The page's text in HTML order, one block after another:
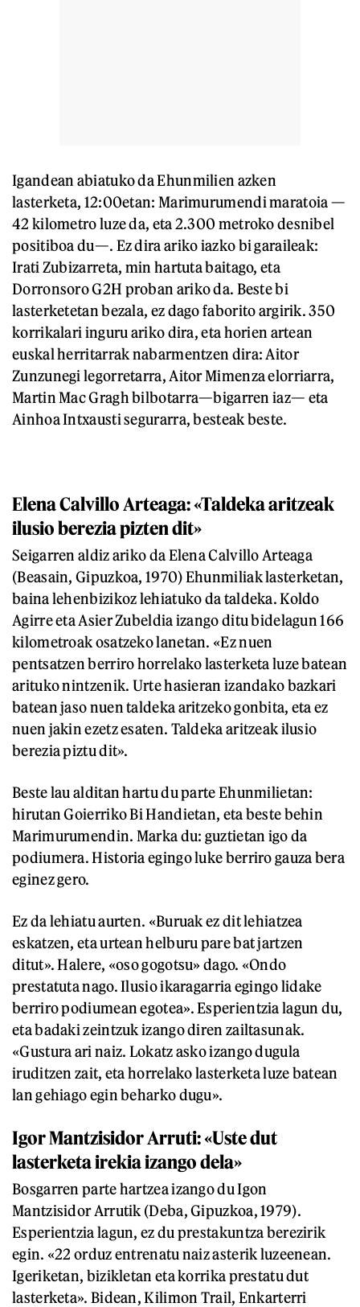
Igandean abiatuko da Ehunmilien azken
lasterketa, 12:00etan: Marimurumendi maratoia —
42 kilometro luze da, eta 2.300 metroko desnibel
positiboa du—. Ez dira ariko iazko bi garaileak:
Irati Zubizarreta, min hartuta baitago, eta
Dorronsoro G2H proban ariko da. Beste bi
lasterketetan bezala, ez dago faborito argirik. 350
korrikalari inguru ariko dira, eta horien artean
euskal herritarrak nabarmentzen dira: Aitor
Zunzunegi legorretarra, Aitor Mimenza elorriarra,
Martin Mac Gragh bilbotarra—bigarren iaz— eta
Ainhoa Intxausti segurarra, besteak beste.
Elena Calvillo Arteaga: «Taldeka aritzeak
ilusio berezia pizten dit»
Seigarren aldiz ariko da Elena Calvillo Arteaga
(Beasain, Gipuzkoa, 1970) Ehunmiliak lasterketan,
baina lehenbizikoz lehiatuko da taldeka. Koldo
Agirre eta Asier Zubeldia izango ditu bidelagun 166
kilometroak osatzeko lanetan. «Ez nuen
pentsatzen berriro horrelako lasterketa luze batean
arituko nintzenik. Urte hasieran izandako bazkari
batean jaso nuen taldeka aritzeko gonbita, eta ez
nuen jakin ezetz esaten. Taldeka aritzeak ilusio
berezia piztu dit».
Beste lau alditan hartu du parte Ehunmilietan:
hirutan Goierriko Bi Handietan, eta beste behin
Marimurumendin. Marka du: guztietan igo da
podiumera. Historia egingo luke berriro gauza bera
eginez gero.
Ez da lehiatu aurten. «Buruak ez dit lehiatzea
eskatzen, eta urtean helburu pare bat jartzen
ditut». Halere, «oso gogotsu» dago. «Ondo
prestatuta nago. Ilusio ikaragarria egingo lidake
berriro podiumean egotea». Esperientzia lagun du,
eta badaki zeintzuk izango diren zailtasunak.
«Gustura ari naiz. Lokatz asko izango dugula
iruditzen zait, eta horrelako lasterketa luze batean
lan gehiago egin beharko dugu».
Igor Mantzisidor Arruti: «Uste dut
lasterketa irekia izango dela»
Bosgarren parte hartzea izango du Igon
Mantzisidor Arrutik (Deba, Gipuzkoa, 1979).
Esperientzia lagun, ez du prestakuntza berezirik
egin. «22 orduz entrenatu naiz asterik luzeenean.
Igeriketan, bizikletan eta korrika prestatu dut
lasterketa». Bidean, Kilimon Trail, Enkarterri